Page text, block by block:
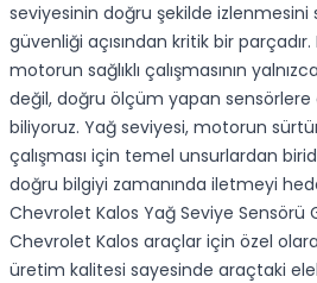
seviyesinin doğru şekilde
güvenliği açısından kritik bir
motorun sağlıklı çalışmasının
değil, doğru ölçüm yapan sensörlere
biliyoruz. Yağ seviyesi, motorun
çalışması için temel unsurlardan
doğru bilgiyi zamanında iletmeyi
Chevrolet Kalos Yağ Seviye Sensörü
Chevrolet Kalos araçlar için özel
üretim kalitesi sayesinde araçtaki